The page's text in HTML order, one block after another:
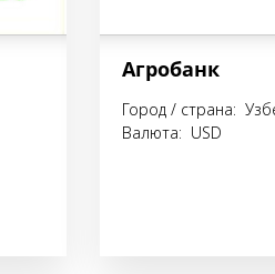
Агробанк
Город / страна:
Валюта: USD